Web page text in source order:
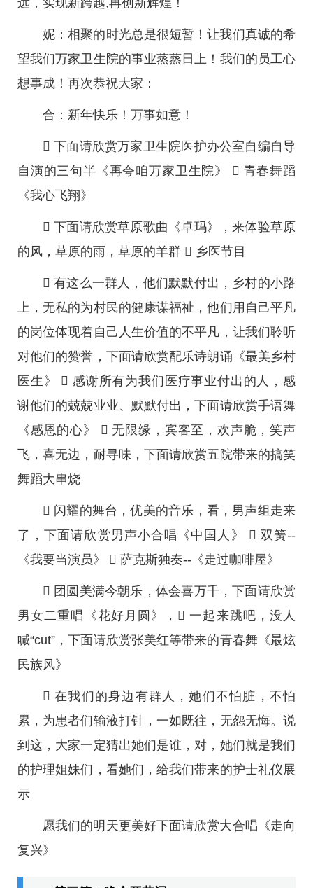
远，实现新跨越,再创新辉煌！
妮：相聚的时光总是很短暂！让我们真诚的希
望我们万家卫生院的事业蒸蒸日上！我们的员工心
想事成！再次恭祝大家：
合：新年快乐！万事如意！
 下面请欣赏万家卫生院医护办公室自编自导
自演的三句半《再夸咱万家卫生院》  青春舞蹈
《我心飞翔》
 下面请欣赏草原歌曲《卓玛》，来体验草原
的风，草原的雨，草原的羊群  乡医节目
 有这么一群人，他们默默付出，乡村的小路
上，无私的为村民的健康谋福祉，他们用自己平凡
的岗位体现着自己人生价值的不平凡，让我们聆听
对他们的赞誉，下面请欣赏配乐诗朗诵《最美乡村
医生》  感谢所有为我们医疗事业付出的人，感
谢他们的兢兢业业、默默付出，下面请欣赏手语舞
《感恩的心》  无限缘，宾客至，欢声脆，笑声
飞，喜无边，耐寻味，下面请欣赏五院带来的搞笑
舞蹈大串烧
 闪耀的舞台，优美的音乐，看，男声组走来
了，下面请欣赏男声小合唱《中国人》  双簧--
《我要当演员》  萨克斯独奏--《走过咖啡屋》
 团圆美满今朝乐，体会喜万千，下面请欣赏
男女二重唱《花好月圆》， 一起来跳吧，没人
喊“cut”，下面请欣赏张美红等带来的青春舞《最炫
民族风》
 在我们的身边有群人，她们不怕脏，不怕
累，为患者们输液打针，一如既往，无怨无悔。说
到这，大家一定猜出她们是谁，对，她们就是我们
的护理姐妹们，看她们，给我们带来的护士礼仪展
示
愿我们的明天更美好下面请欣赏大合唱《走向
复兴》